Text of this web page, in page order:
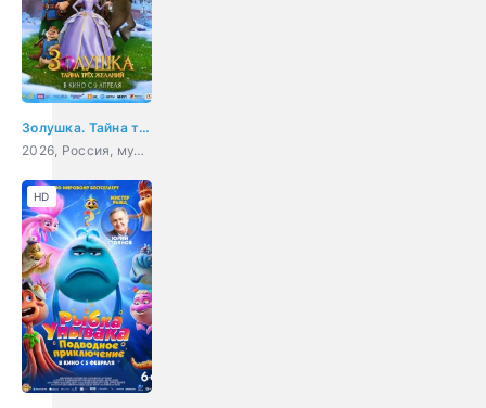
Золушка. Тайна трёх желаний
2026, Россия, мультфильм, фэнтези
HD